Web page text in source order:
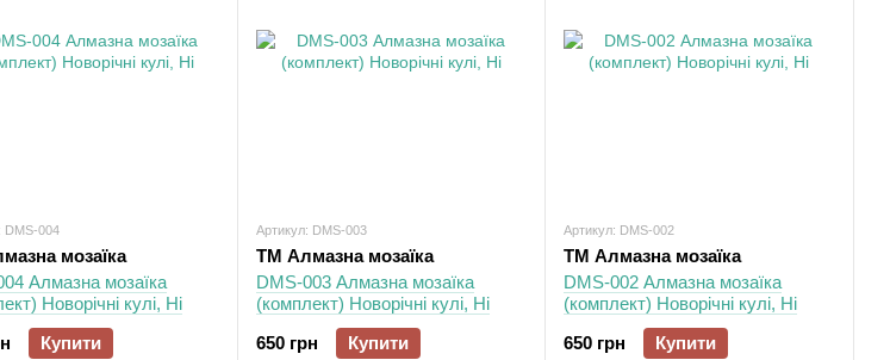
DMS-004
мозаїка
Алмазна мозаїка
Новорічні кулі, Ні
Купити
Артикул: DMS-003
ТМ Алмазна мозаїка
DMS-003 Алмазна мозаїка
(комплект) Новорічні кулі, Ні
650 грн
Купити
Артикул: DMS-002
ТМ Алмазна мозаїка
DMS-002 Алмазна мозаїка
(комплект) Новорічні кулі, Ні
650 грн
Купити